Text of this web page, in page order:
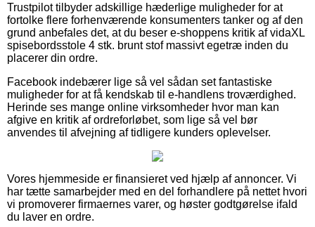
Trustpilot tilbyder adskillige hæderlige muligheder for at
fortolke flere forhenværende konsumenters tanker og af den
grund anbefales det, at du beser e-shoppens kritik af vidaXL
spisebordsstole 4 stk. brunt stof massivt egetræ inden du
placerer din ordre.
Facebook indebærer lige så vel sådan set fantastiske
muligheder for at få kendskab til e-handlens troværdighed.
Herinde ses mange online virksomheder hvor man kan
afgive en kritik af ordreforløbet, som lige så vel bør
anvendes til afvejning af tidligere kunders oplevelser.
Vores hjemmeside er finansieret ved hjælp af annoncer. Vi
har tætte samarbejder med en del forhandlere på nettet hvori
vi promoverer firmaernes varer, og høster godtgørelse ifald
du laver en ordre.